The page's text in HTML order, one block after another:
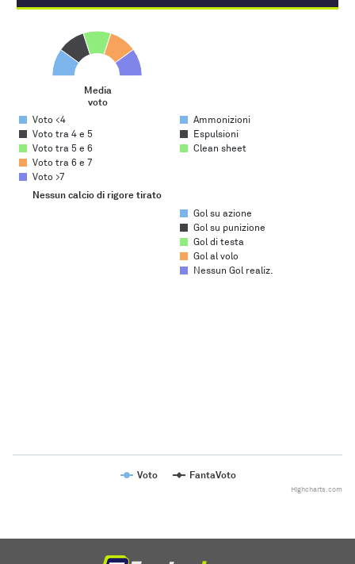
Media voto
Pie chart with 5 slices.
Media
voto
End of interactive chart.
Voto <4
Voto tra 4 e 5
Voto tra 5 e 6
Voto tra 6 e 7
Voto >7
Ammonizioni
Espulsioni
Clean sheet
Nessun calcio di rigore tirato
Gol su azione
Gol su punizione
Gol di testa
Gol al volo
Nessun Gol realiz.
Voto FantaVoto
Highcharts.com